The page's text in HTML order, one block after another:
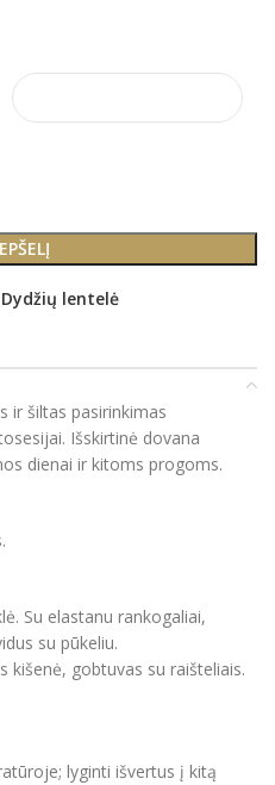
Dydžių lentelė
ir šiltas pasirinkimas
Išskirtinė dovana
dienai ir kitoms progoms.
Su elastanu rankogaliai,
su pūkeliu.
kišenė, gobtuvas su raišteliais.
lyginti išvertus į kitą